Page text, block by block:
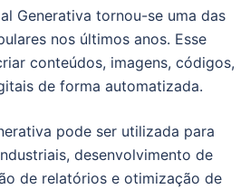
Generativa tornou-se uma das
nos últimos anos. Esse
conteúdos, imagens, códigos,
de forma automatizada.
pode ser utilizada para
desenvolvimento de
de relatórios e otimização de